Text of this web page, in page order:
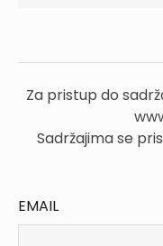
Za pristup do
Sadržajima se
EMAIL